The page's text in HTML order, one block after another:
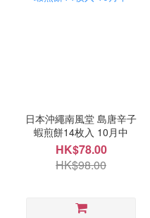
日本沖繩南風堂 島唐辛子
蝦煎餅14枚入 10月中
HK$78.00
HK$98.00